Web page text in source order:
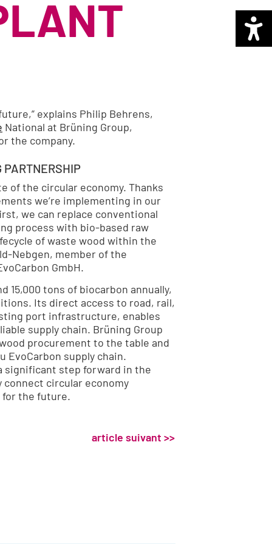
explains Philip Behrens,
National at Brüning Group,
the company.
PARTNERSHIP
of the circular economy. Thanks
we’re implementing in our
we can replace conventional
process with bio-based raw
of waste wood within the
Nebgen, member of the
GmbH.
15,000 tons of biocarbon annually,
Its direct access to road, rail,
port infrastructure, enables
supply chain. Brüning Group
procurement to the table and
EvoCarbon supply chain.
significant step forward in the
connect circular economy
the future.
article suivant >>